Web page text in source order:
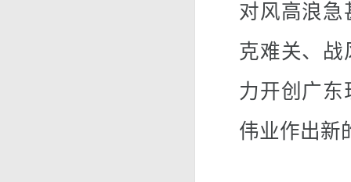
对风高浪急
克难关、战
力开创广
伟业作出新